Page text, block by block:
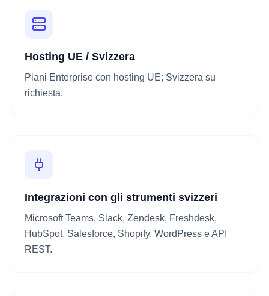
Hosting UE / Svizzera
Piani Enterprise con hosting UE; Svizzera su
richiesta.
Integrazioni con gli strumenti svizzeri
Microsoft Teams, Slack, Zendesk, Freshdesk,
HubSpot, Salesforce, Shopify, WordPress e API
REST.